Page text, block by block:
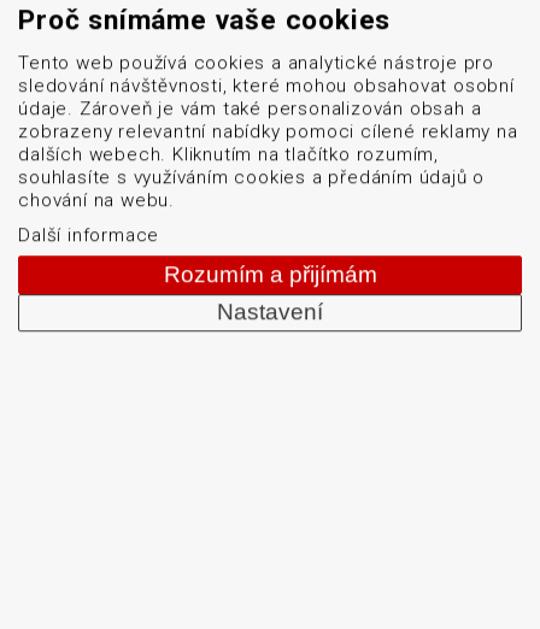
Proč snímáme vaše cookies
Tento web používá cookies a analytické nástroje pro
sledování návštěvnosti, které mohou obsahovat osobní
údaje. Zároveň je vám také personalizován obsah a
zobrazeny relevantní nabídky pomoci cílené reklamy na
dalších webech. Kliknutím na tlačítko rozumím,
souhlasíte s využíváním cookies a předáním údajů o
chování na webu.
Další informace
Rozumím a přijímám
Nastavení